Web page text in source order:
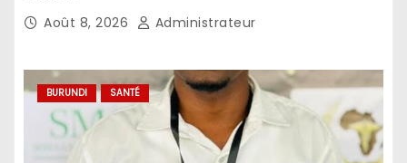
Août 8, 2026 Administrateur
BURUNDI SANTÉ